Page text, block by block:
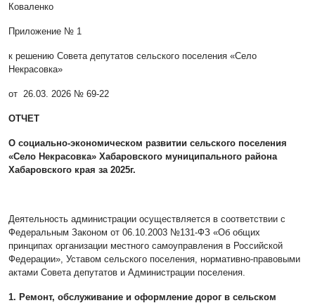
Коваленко
Приложение № 1
к решению Совета депутатов сельского поселения «Село
Некрасовка»
от 26.03. 2026 № 69-22
ОТЧЕТ
О социально-экономическом развитии сельского поселения
«Село Некрасовка» Хабаровского муниципального района
Хабаровского края за 2025г.
Деятельность администрации осуществляется в соответствии с
Федеральным Законом от 06.10.2003 №131-ФЗ «Об общих
принципах организации местного самоуправления в Российской
Федерации», Уставом сельского поселения, нормативно-правовыми
актами Совета депутатов и Администрации поселения.
1. Ремонт, обслуживание и оформление дорог в сельском